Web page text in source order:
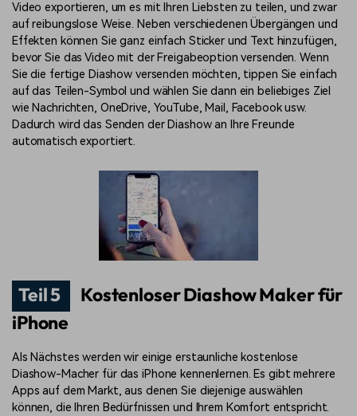
Video exportieren, um es mit Ihren Liebsten zu teilen, und zwar
auf reibungslose Weise. Neben verschiedenen Übergängen und
Effekten können Sie ganz einfach Sticker und Text hinzufügen,
bevor Sie das Video mit der Freigabeoption versenden. Wenn
Sie die fertige Diashow versenden möchten, tippen Sie einfach
auf das Teilen-Symbol und wählen Sie dann ein beliebiges Ziel
wie Nachrichten, OneDrive, YouTube, Mail, Facebook usw.
Dadurch wird das Senden der Diashow an Ihre Freunde
automatisch exportiert.
Teil 5
Kostenloser Diashow Maker für
iPhone
Als Nächstes werden wir einige erstaunliche kostenlose
Diashow-Macher für das iPhone kennenlernen. Es gibt mehrere
Apps auf dem Markt, aus denen Sie diejenige auswählen
können, die Ihren Bedürfnissen und Ihrem Komfort entspricht.